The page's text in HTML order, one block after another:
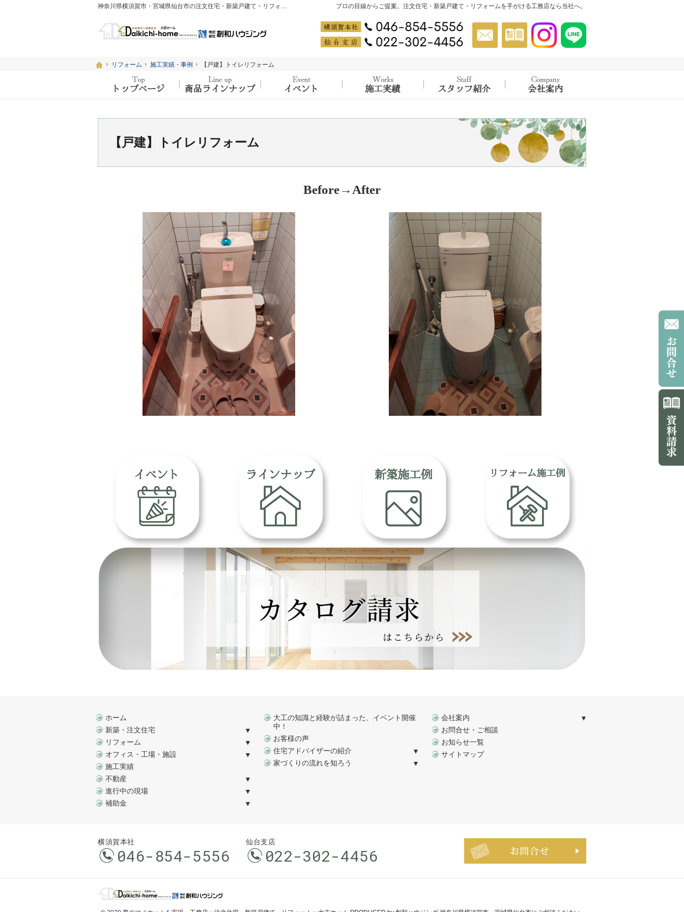
ホーム
リフォーム 施工実績・事例 【戸建】トイレリフォーム
【戸建】トイレリフォーム
プロの目線からご提案。注文住宅・新築戸建て・リフォームを手がける工務店なら当社へ。
神奈川県横須賀市・宮城県仙台市の注文住宅・新築戸建て・リフォームを手がける工務店なら大吉ホーム PRODUCED by 創和ハウジング
Before→After
ホーム
新築・注文住宅
リフォーム
オフィス・工場・施設
施工実績
不動産
進行中の現場
補助金
大工の知識と経験が詰まった、イベント開催
中！
お客様の声
住宅アドバイザーの紹介
家づくりの流れを知ろう
会社案内
お問合せ・ご相談
お知らせ一覧
サイトマップ
046-854-5556
022-302-4456
資料請求 Instagram
ホーム
リフォーム 施工実績・事例 【戸建】トイレリフォーム
横須賀本社
046-854-5556
仙台支店
022-302-4456